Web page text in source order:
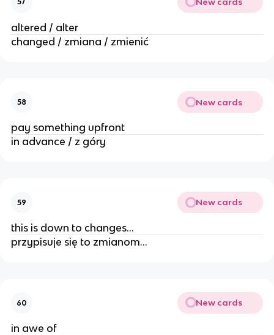
altered / alter
changed / zmiana / zmienić
58 New cards
pay something upfront
in advance / z góry
59 New cards
this is down to changes…
przypisuje się to zmianom…
60 New cards
in awe of